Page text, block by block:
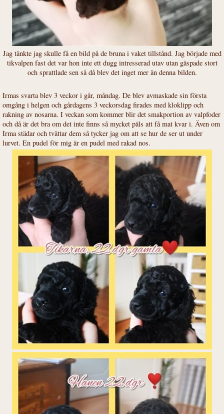
Jag tänkte jag skulle få en bild på de bruna i vaket tillstånd. Jag började med
tikvalpen fast det var hon inte ett dugg intresserad utav utan gäspade stort
och sprattlade sen så då blev det inget mer än denna bilden.
Irmas svarta blev 3 veckor i går, måndag. De blev avmaskade sin första
omgång i helgen och gårdagens 3 veckorsdag firades med kloklipp och
rakning av nosarna. I veckan som kommer blir det smakportion av valpfoder
och då är det bra om det inte finns så mycket päls att få mat kvar i. Även om
Irma städar och tvättar dem så tycker jag om att se hur de ser ut under
lurvet. En pudel för mig är en pudel med rakad nos.